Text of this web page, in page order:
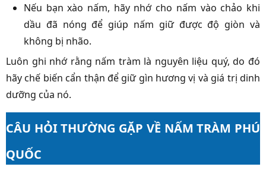
Nếu bạn xào nấm, hãy nhớ cho nấm vào chảo khi
dầu đã nóng để giúp nấm giữ được độ giòn và
không bị nhão.
Luôn ghi nhớ rằng nấm tràm là nguyên liệu quý, do đó
hãy chế biến cẩn thận để giữ gìn hương vị và giá trị dinh
dưỡng của nó.
CÂU HỎI THƯỜNG GẶP VỀ NẤM TRÀM PHÚ
QUỐC